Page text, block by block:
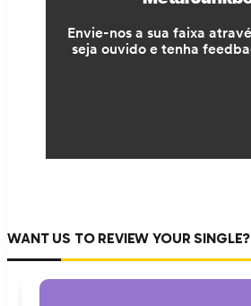
WANT US TO REVIEW YOUR SINGLE?